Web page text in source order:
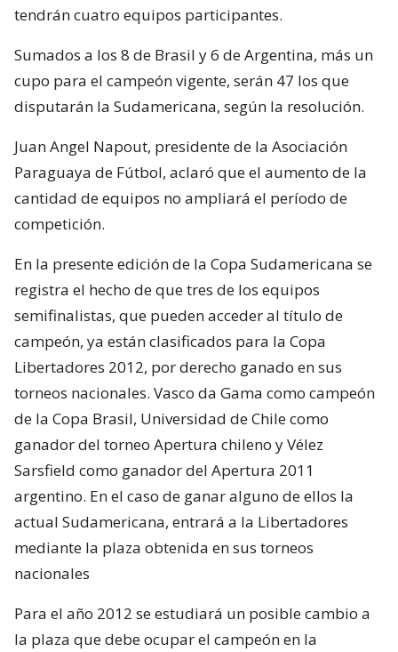
tendrán cuatro equipos participantes.
Sumados a los 8 de Brasil y 6 de Argentina, más un
cupo para el campeón vigente, serán 47 los que
disputarán la Sudamericana, según la resolución.
Juan Angel Napout, presidente de la Asociación
Paraguaya de Fútbol, aclaró que el aumento de la
cantidad de equipos no ampliará el período de
competición.
En la presente edición de la Copa Sudamericana se
registra el hecho de que tres de los equipos
semifinalistas, que pueden acceder al título de
campeón, ya están clasificados para la Copa
Libertadores 2012, por derecho ganado en sus
torneos nacionales. Vasco da Gama como campeón
de la Copa Brasil, Universidad de Chile como
ganador del torneo Apertura chileno y Vélez
Sarsfield como ganador del Apertura 2011
argentino. En el caso de ganar alguno de ellos la
actual Sudamericana, entrará a la Libertadores
mediante la plaza obtenida en sus torneos
nacionales
Para el año 2012 se estudiará un posible cambio a
la plaza que debe ocupar el campeón en la